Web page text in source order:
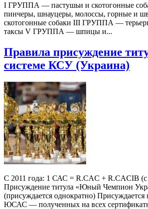
I ГРУППА — пастушьи и скотогонные
пинчеры, шнауцеры, молоссы, горные и
скотогонные собаки III ГРУППА —
таксы V ГРУППА — шпицы и...
Правила присуждение
системе КСУ (Украина)
С 2011 года: 1 САС = R.CAC + R.CACIB (с
Присуждение титула «Юный Чемпион
(присуждается однократно)
ЮСАС — полученных на всех